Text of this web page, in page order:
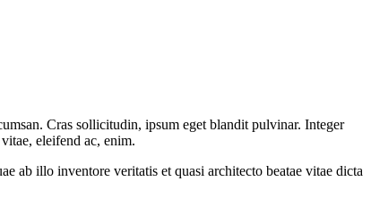
Cras sollicitudin, ipsum eget blandit pulvinar. Integer
eleifend ac, enim.
ab illo inventore veritatis et quasi architecto beatae vitae dicta